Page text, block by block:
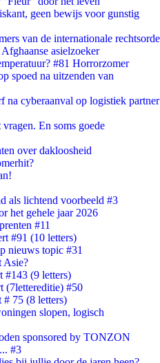
geen bewijs voor gunstig
van de internationale rechtsorde
asielzoeker
#81 Horrorzomer
spoed na uitzenden van
cyberaanval op logistiek partner
En soms goede
over dakloosheid
als lichtend voorbeeld #3
het gehele jaar 2026
#11
#91 (10 letters)
nieuws topic #31
Asie?
#143 (9 letters)
(7lettereditie) #50
# 75 (8 letters)
slopen, logisch
sponsored by TONZON
#3